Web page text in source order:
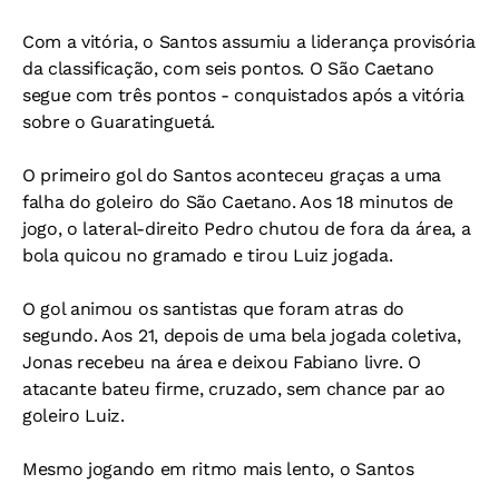
Com a vitória, o Santos assumiu a liderança provisória
da classificação, com seis pontos. O São Caetano
segue com três pontos - conquistados após a vitória
sobre o Guaratinguetá.
O primeiro gol do Santos aconteceu graças a uma
falha do goleiro do São Caetano. Aos 18 minutos de
jogo, o lateral-direito Pedro chutou de fora da área, a
bola quicou no gramado e tirou Luiz jogada.
O gol animou os santistas que foram atras do
segundo. Aos 21, depois de uma bela jogada coletiva,
Jonas recebeu na área e deixou Fabiano livre. O
atacante bateu firme, cruzado, sem chance par ao
goleiro Luiz.
Mesmo jogando em ritmo mais lento, o Santos